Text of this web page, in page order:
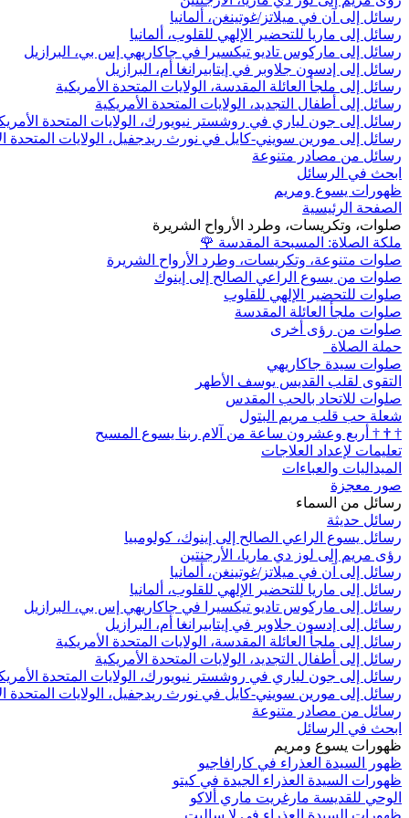
رسائل إلى آن في ميلاتز/غوتينغن، ألمانيا
رسائل إلى ماريا للتحضير الإلهي للقلوب، ألمانيا
رسائل إلى ماركوس تاديو تيكسيرا في جاكاريهي إس بي، البرازيل
رسائل إلى إدسون جلاوبر في إيتابيرانغا أم، البرازيل
رسائل إلى ملجأ العائلة المقدسة، الولايات المتحدة الأمريكية
رسائل إلى أطفال التجديد، الولايات المتحدة الأمريكية
رسائل إلى جون لياري في روشستر نيويورك، الولايات المتحدة
رسائل إلى مورين سويني-كايل في نورث ريدجفيل، الولايات المتحدة
رسائل من مصادر متنوعة
ابحث في الرسائل
ظهورات يسوع ومريم
الصفحة الرئيسية
صلوات، وتكريسات، وطرد الأرواح الشريرة
ملكة الصلاة: المسبحة المقدسة 🌹
صلوات متنوعة، وتكريسات، وطرد الأرواح الشريرة
صلوات من يسوع الراعي الصالح إلى إينوك
صلوات للتحضير الإلهي للقلوب
صلوات ملجأ العائلة المقدسة
صلوات من رؤى أخرى
حملة الصلاة
صلوات سيدة جاكاريهي
التقوى لقلب القديس يوسف الأطهر
صلوات للاتحاد بالحب المقدس
شعلة حب قلب مريم البتول
†
†
† أربع وعشرون ساعة من آلام ربنا يسوع المسيح
تعليمات لإعداد العلاجات
الميداليات والعباءات
صور معجزة
رسائل من السماء
رسائل حديثة
رسائل يسوع الراعي الصالح إلى إينوك، كولومبيا
رؤى مريم إلى لوز دي ماريا، الأرجنتين
رسائل إلى آن في ميلاتز/غوتينغن، ألمانيا
رسائل إلى ماريا للتحضير الإلهي للقلوب، ألمانيا
رسائل إلى ماركوس تاديو تيكسيرا في جاكاريهي إس بي، البرازيل
رسائل إلى إدسون جلاوبر في إيتابيرانغا أم، البرازيل
رسائل إلى ملجأ العائلة المقدسة، الولايات المتحدة الأمريكية
رسائل إلى أطفال التجديد، الولايات المتحدة الأمريكية
رسائل إلى جون لياري في روشستر نيويورك، الولايات المتحدة
رسائل إلى مورين سويني-كايل في نورث ريدجفيل، الولايات المتحدة
رسائل من مصادر متنوعة
ابحث في الرسائل
ظهورات يسوع ومريم
ظهور السيدة العذراء في كارافاجيو
ظهورات السيدة العذراء الجيدة في كيتو
الوحي للقديسة مارغريت ماري ألاكو
ظهورات السيدة العذراء في لا ساليت